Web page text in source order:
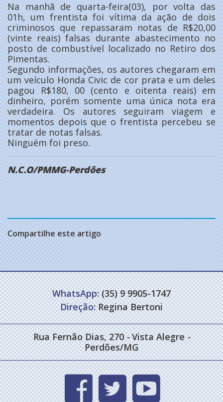
Na manhã de quarta-feira(03), por volta das
01h, um frentista foi vítima da ação de dois
criminosos que repassaram notas de R$20,00
(vinte reais) falsas durante abastecimento no
posto de combustível localizado no Retiro dos
Pimentas.
Segundo informações, os autores chegaram em
um veículo Honda Civic de cor prata e um deles
pagou R$180, 00 (cento e oitenta reais) em
dinheiro, porém somente uma única nota era
verdadeira. Os autores seguiram viagem e
momentos depois que o frentista percebeu se
tratar de notas falsas.
Ninguém foi preso.
N.C.O/PMMG-Perdões
Compartilhe este artigo
WhatsApp:(35) 9 9905-1747
Direção:Regina Bertoni
Rua Fernão Dias, 270- Vista Alegre-
Perdões/MG